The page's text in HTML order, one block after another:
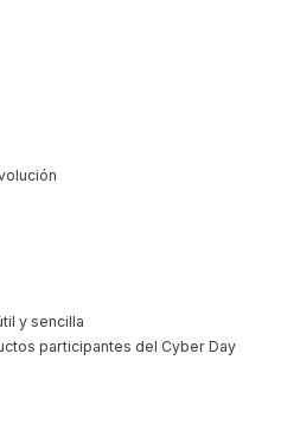
y sencilla
participantes del Cyber Day